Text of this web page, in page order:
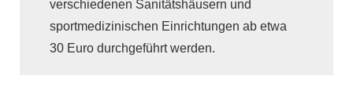
verschiedenen Sanitätshäusern und
sportmedizinischen Einrichtungen ab etwa
30 Euro durchgeführt werden.